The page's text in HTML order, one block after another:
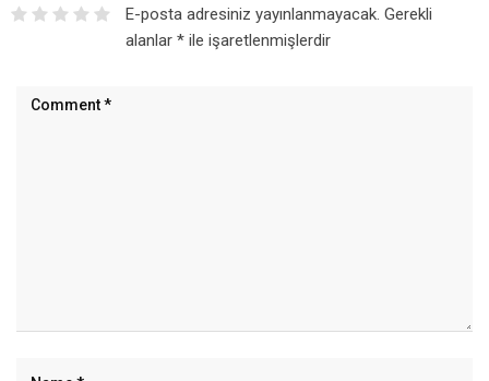
E-posta adresiniz yayınlanmayacak. Gerekli
alanlar *ile işaretlenmişlerdir